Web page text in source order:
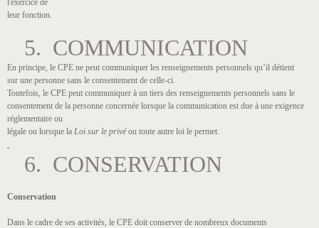
l'exercice de
leur fonction.
5. COMMUNICATION
En principe, le CPE ne peut communiquer les renseignements personnels qu’il détient
sur une personne sans le consentement de celle-ci.
Toutefois, le CPE peut communiquer à un tiers des renseignements personnels sans le
consentement de la personne concernée lorsque la communication est due à une exigence
réglementaire ou
légale ou lorsque la Loi sur le privéou toute autre loi le permet.
6. CONSERVATION
Conservation
Dans le cadre de ses activités, le CPE doit conserver de nombreux documents